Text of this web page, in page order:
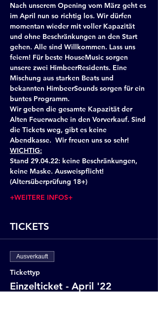
Nach unserem Opening vom März geht es
im April nun so richtig los. Wir dürfen
momentan wieder mit voller Kapazität
und ohne Beschränkungen an den Start
gehen. Alle sind Willkommen. Lass uns
feiern! Für beste HouseMusic sorgen
unsere zwei HimbeerResidents. Eine
Mischung aus starken Beats und
bekannten HimbeerSounds sorgen für ein
buntes Programm.
Wir geben die gesamte Kapazität der
Alten Feuerwache in den Vorverkauf. Sind
die Tickets weg, gibt es keine
Abendkasse.  Wir freuen uns so sehr!
WICHTIG:
Stand 29.04.22: keine Beschränkungen,
keine Maske. Ausweispflicht!
(Altersüberprüfung 18+)
+WEITERE INFOS+
TICKETS
Ausverkauft
Tickettyp
Einzelticket - April '22